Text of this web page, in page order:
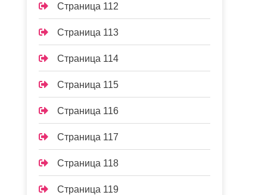
Страница 112
Страница 113
Страница 114
Страница 115
Страница 116
Страница 117
Страница 118
Страница 119